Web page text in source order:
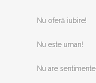
Nu oferă iubire!
Nu este uman!
Nu are sentimente!